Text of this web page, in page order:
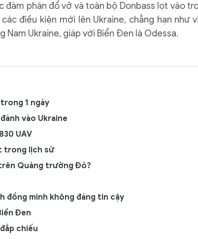
đàm phán đổ vỡ và toàn bộ Donbass lọt vào
điều kiện mới lên Ukraine, chẳng hạn như
Ukraine, giáp với Biển Đen là Odessa.
1 ngày
vào Ukraine
UAV
trong lịch sử
Quảng trường Đỏ?
đồng minh không đáng tin cậy
Đen
chiếu